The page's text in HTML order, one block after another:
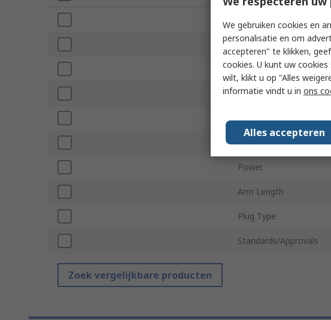
Merk
Product Type
Lamp Supplied
Light Style
Rechargeable
Luminous Flux
Power
Arm Length
Plug Type
Standards/Approvals
Zoek vergelijkbare producten
We gebruiken cookies en
personalisatie en om
accepteren" te klikken,
cookies. U kunt uw
wilt, klikt u op "Alles
informatie vindt u in ons
Alles accepteren